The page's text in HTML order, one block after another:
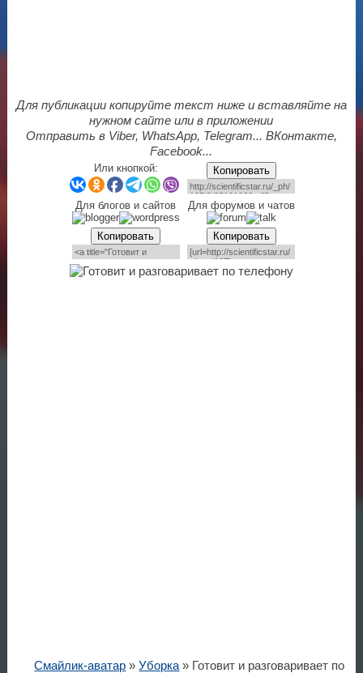
Для публикации копируйте текст ниже и вставляйте на
нужном сайте или в приложении
Отправить в Viber, WhatsApp, Telegram... ВКонтакте,
Facebook...
Или кнопкой: Копировать
Для блогов и сайтов Для форумов и чатов
Копировать Копировать
Смайлик-аватар »Уборка » Готовит и разговаривает по